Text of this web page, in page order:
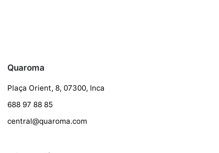
Quaroma
Plaça Orient, 8, 07300, Inca
688 97 88 85
central@quaroma.com